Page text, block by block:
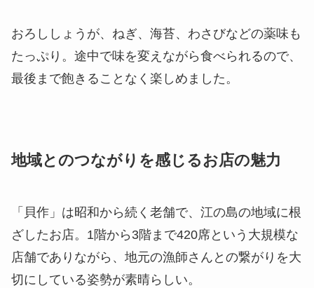
おろししょうが、ねぎ、海苔、わさびなどの薬味も
たっぷり。途中で味を変えながら食べられるので、
最後まで飽きることなく楽しめました。
地域とのつながりを感じるお店の魅力
「貝作」は昭和から続く老舗で、江の島の地域に根
ざしたお店。1階から3階まで420席という大規模な
店舗でありながら、地元の漁師さんとの繋がりを大
切にしている姿勢が素晴らしい。